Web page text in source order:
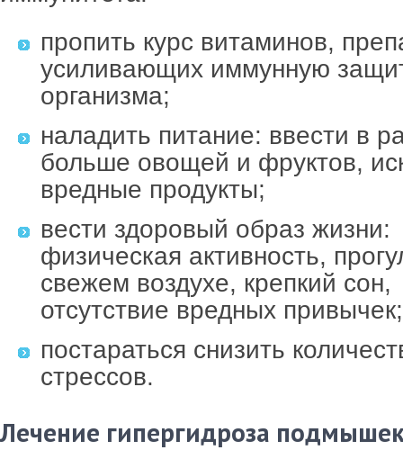
пропить курс витаминов,
усиливающих иммунную
организма;
наладить питание: ввести в
больше овощей и фруктов,
вредные продукты;
вести здоровый образ жизни:
физическая активность,
свежем воздухе, крепкий сон,
отсутствие вредных привычек;
постараться снизить
стрессов.
Лечение гипергидроза